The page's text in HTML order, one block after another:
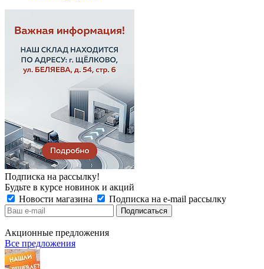
Подписка на рассылку!
Будьте в курсе новинок и акций
Новости магазина
Подписка на e-mail рассылку
Акционные предложения
Все предложения